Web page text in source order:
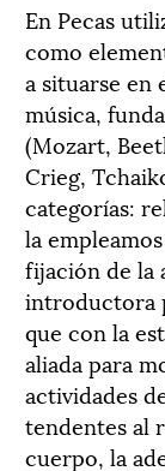
En Pecas
como
a situarse en
música,
(Mozart,
Crieg,
categorías:
la
fijación de la
introductora
que con la
aliada para
actividades
tendentes al
cuerpo, la